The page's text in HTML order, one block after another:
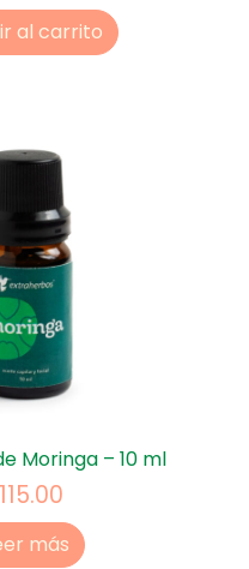
al carrito
Moringa – 10 ml
115.00
más